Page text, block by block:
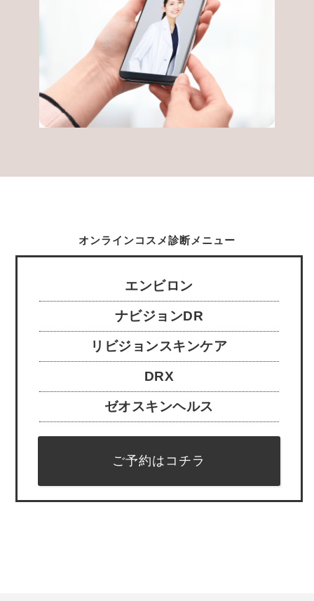
オンラインコスメ診断メニュー
エンビロン
ナビジョンDR
リビジョンスキンケア
DRX
ゼオスキンヘルス
ご予約はコチラ